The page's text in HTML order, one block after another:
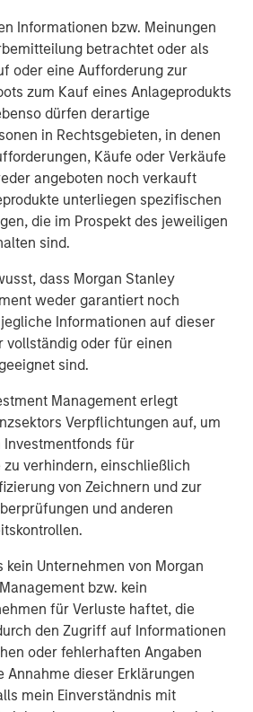
Informationen bzw. Meinungen
betrachtet oder als
oder eine Aufforderung zur
zum Kauf eines Anlageprodukts
dürfen derartige
in Rechtsgebieten, in denen
Käufe oder Verkäufe
angeboten noch verkauft
unterliegen spezifischen
die im Prospekt des jeweiligen
sind.
dass Morgan Stanley
weder garantiert noch
Informationen auf dieser
vollständig oder für einen
sind.
Management erlegt
Verpflichtungen auf, um
Investmentfonds für
verhindern, einschließlich
von Zeichnern und zur
und anderen
kein Unternehmen von Morgan
bzw. kein
für Verluste haftet, die
den Zugriff auf Informationen
oder fehlerhaften Angaben
Annahme dieser Erklärungen
mein Einverständnis mit
Officer of Expansion Credit,
our investment team brings a
debt investing, growth equity
experience to the Fund’s
Fund to properly value growth
structure investments to
limiting downside risk.”
Expansion Capital
Capital is the growth-focused
within Morgan Stanley
Morgan Stanley Expansion
equity and credit investments
consumer, digital media
sectors. For over three decades,
Capital has successfully
opportunities and has
in over 190 companies
brand and network of Morgan
about Morgan Stanley
Investment Management
Management, together with
affiliates, has more than 581
around the world and $435